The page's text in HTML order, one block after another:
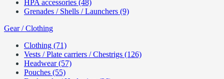
HPA accessories (48)
Grenades / Shells / Launchers (9)
Gear / Clothing
Clothing (71)
Vests / Plate carriers / Chestrigs (126)
Headwear (57)
Pouches (55)